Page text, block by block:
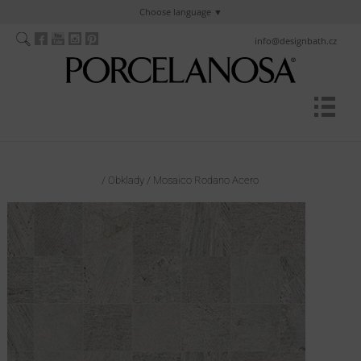
Choose language
info@designbath.cz
/ Obklady / Mosaico Rodano Acero